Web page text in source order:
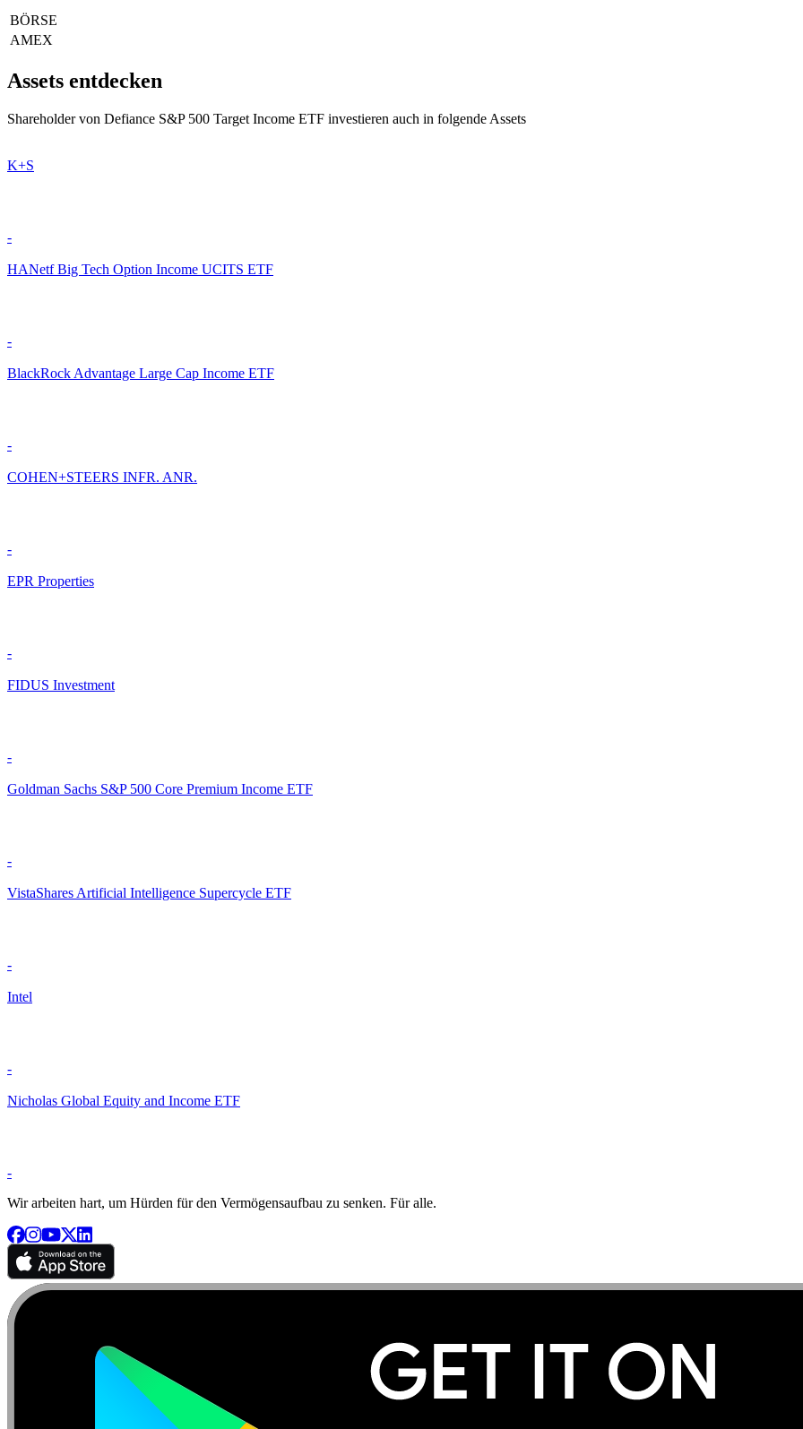
BÖRSE
AMEX
Assets entdecken
Shareholder von Defiance S&P 500 Target Income ETF investieren auch in folgende Assets
K+S
-
HANetf Big Tech Option Income UCITS ETF
-
BlackRock Advantage Large Cap Income ETF
-
COHEN+STEERS INFR. ANR.
-
EPR Properties
-
FIDUS Investment
-
Goldman Sachs S&P 500 Core Premium Income ETF
-
VistaShares Artificial Intelligence Supercycle ETF
-
Intel
-
Nicholas Global Equity and Income ETF
-
Wir arbeiten hart, um Hürden für den Vermögensaufbau zu senken. Für alle.